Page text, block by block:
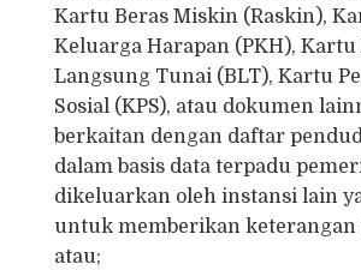
Kartu Beras Miskin (Raskin),
Keluarga Harapan (PKH),
Langsung Tunai (BLT), Kartu
Sosial (KPS), atau dokumen
berkaitan dengan daftar
dalam basis data terpadu
dikeluarkan oleh instansi lain
untuk memberikan
atau;